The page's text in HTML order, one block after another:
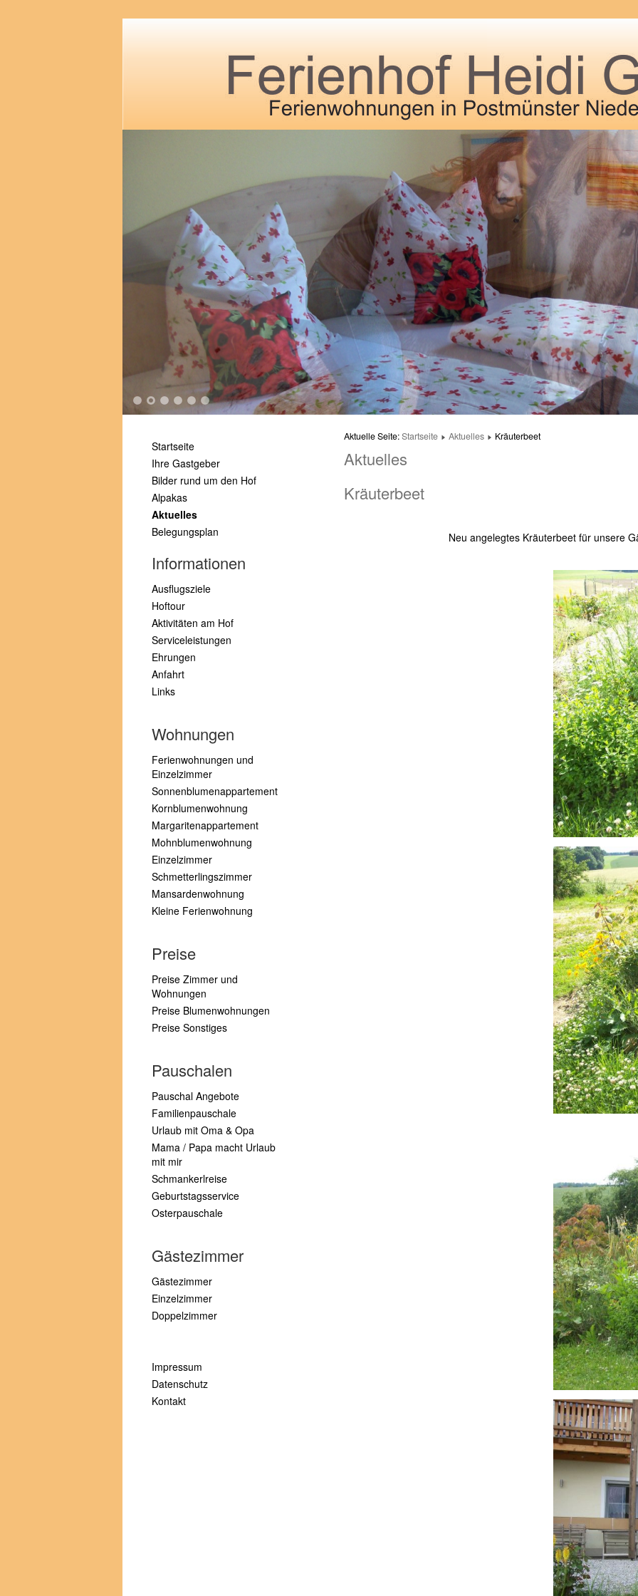
1 2 3 4 5 6
Startseite
Ihre Gastgeber
Bilder rund um den Hof
Alpakas
Aktuelles
Belegungsplan
Informationen
Ausflugsziele
Hoftour
Aktivitäten am Hof
Serviceleistungen
Ehrungen
Anfahrt
Links
Wohnungen
Ferienwohnungen und
Einzelzimmer
Sonnenblumenappartement
Kornblumenwohnung
Margaritenappartement
Mohnblumenwohnung
Einzelzimmer
Schmetterlingszimmer
Mansardenwohnung
Kleine Ferienwohnung
Preise
Preise Zimmer und
Wohnungen
Preise Blumenwohnungen
Preise Sonstiges
Pauschalen
Pauschal Angebote
Familienpauschale
Urlaub mit Oma & Opa
Mama / Papa macht Urlaub
mit mir
Schmankerlreise
Geburtstagsservice
Osterpauschale
Gästezimmer
Gästezimmer
Einzelzimmer
Doppelzimmer
Impressum
Datenschutz
Kontakt
Aktuelle Seite:Startseite Aktuelles Kräuterbeet
Aktuelles
Kräuterbeet
Neu angelegtes Kräuterbeet für unsere